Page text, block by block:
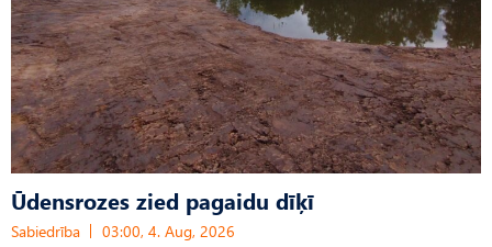
Ūdensrozes zied pagaidu dīķī
Sabiedrība 03:00, 4. Aug, 2026